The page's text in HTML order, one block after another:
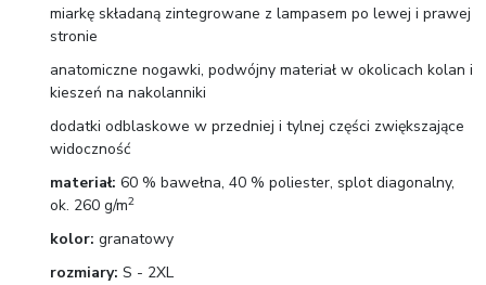
miarkę składaną zintegrowane z lampasem po lewej i prawej
stronie
anatomiczne nogawki, podwójny materiał w okolicach kolan i
kieszeń na nakolanniki
dodatki odblaskowe w przedniej i tylnej części zwiększające
widoczność
materiał: 60 % bawełna, 40 % poliester, splot diagonalny,
ok. 260 g/m2
kolor: granatowy
rozmiary: S - 2XL